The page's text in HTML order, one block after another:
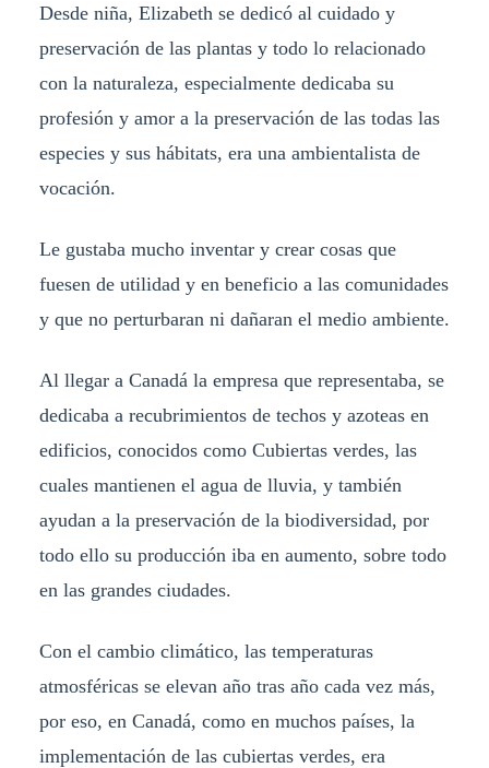
Desde niña, Elizabeth se dedicó al cuidado y
preservación de las plantas y todo lo relacionado
con la naturaleza, especialmente dedicaba su
profesión y amor a la preservación de las todas las
especies y sus hábitats, era una ambientalista de
vocación.
Le gustaba mucho inventar y crear cosas que
fuesen de utilidad y en beneficio a las comunidades
y que no perturbaran ni dañaran el medio ambiente.
Al llegar a Canadá la empresa que representaba, se
dedicaba a recubrimientos de techos y azoteas en
edificios, conocidos como Cubiertas verdes, las
cuales mantienen el agua de lluvia, y también
ayudan a la preservación de la biodiversidad, por
todo ello su producción iba en aumento, sobre todo
en las grandes ciudades.
Con el cambio climático, las temperaturas
atmosféricas se elevan año tras año cada vez más,
por eso, en Canadá, como en muchos países, la
implementación de las cubiertas verdes, era